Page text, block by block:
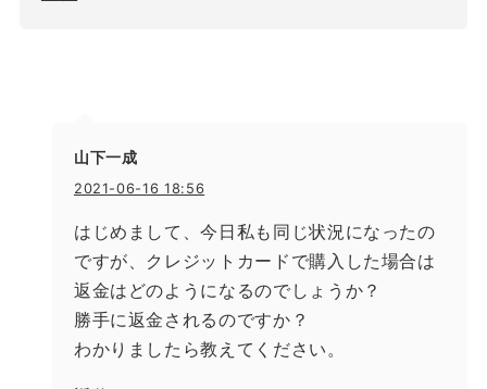
山下一成
2021-06-16 18:56
はじめまして、今日私も同じ状況になったの
ですが、クレジットカードで購入した場合は
返金はどのようになるのでしょうか？
勝手に返金されるのですか？
わかりましたら教えてください。